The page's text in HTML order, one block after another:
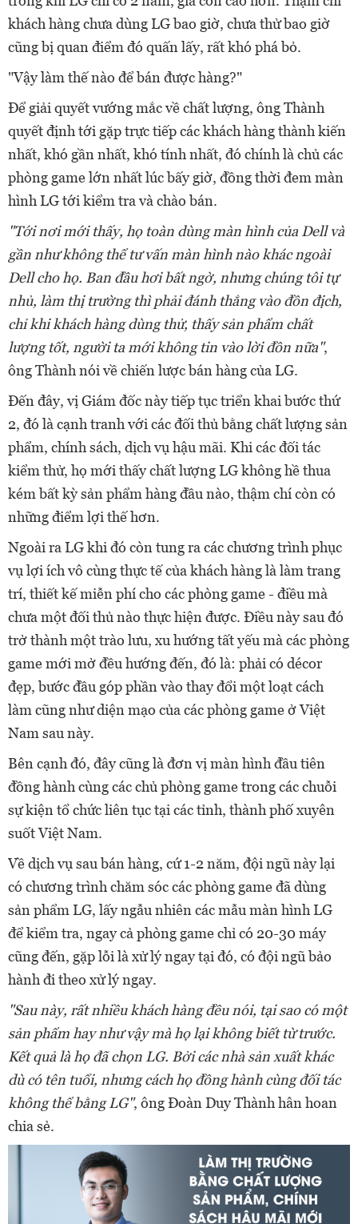
khách hàng chưa dùng LG bao giờ, chưa thử bao giờ
cũng bị quan điểm đó quấn lấy, rất khó phá bỏ.
"Vậy làm thế nào để bán được hàng?"
Để giải quyết vướng mắc về chất lượng, ông Thành
quyết định tới gặp trực tiếp các khách hàng thành kiến
nhất, khó gần nhất, khó tính nhất, đó chính là chủ các
phòng game lớn nhất lúc bấy giờ, đồng thời đem màn
hình LG tới kiểm tra và chào bán.
"Tới nơi mới thấy, họ toàn dùng màn hình của Dell và
gần như không thể tư vấn màn hình nào khác ngoài
Dell cho họ. Ban đầu hơi bất ngờ, nhưng chúng tôi tự
nhủ, làm thị trường thì phải đánh thẳng vào đồn địch,
chỉ khi khách hàng dùng thử, thấy sản phẩm chất
lượng tốt, người ta mới không tin vào lời đồn nữa",
ông Thành nói về chiến lược bán hàng của LG.
Đến đây, vị Giám đốc này tiếp tục triển khai bước thứ
2, đó là cạnh tranh với các đối thủ bằng chất lượng sản
phẩm, chính sách, dịch vụ hậu mãi. Khi các đối tác
kiểm thử, họ mới thấy chất lượng LG không hề thua
kém bất kỳ sản phẩm hàng đầu nào, thậm chí còn có
những điểm lợi thế hơn.
Ngoài ra LG khi đó còn tung ra các chương trình phục
vụ lợi ích vô cùng thực tế của khách hàng là làm trang
trí, thiết kế miễn phí cho các phòng game - điều mà
chưa một đối thủ nào thực hiện được. Điều này sau đó
trở thành một trào lưu, xu hướng tất yếu mà các phòng
game mới mở đều hướng đến, đó là: phải có décor
đẹp, bước đầu góp phần vào thay đổi một loạt cách
làm cũng như diện mạo của các phòng game ở Việt
Nam sau này.
Bên cạnh đó, đây cũng là đơn vị màn hình đầu tiên
đồng hành cùng các chủ phòng game trong các chuỗi
sự kiện tổ chức liên tục tại các tỉnh, thành phố xuyên
suốt Việt Nam.
Về dịch vụ sau bán hàng, cứ 1-2 năm, đội ngũ này lại
có chương trình chăm sóc các phòng game đã dùng
sản phẩm LG, lấy ngẫu nhiên các mẫu màn hình LG
để kiểm tra, ngay cả phòng game chỉ có 20-30 máy
cũng đến, gặp lỗi là xử lý ngay tại đó, có đội ngũ bảo
hành đi theo xử lý ngay.
"Sau này, rất nhiều khách hàng đều nói, tại sao có một
sản phẩm hay như vậy mà họ lại không biết từ trước.
Kết quả là họ đã chọn LG. Bởi các nhà sản xuất khác
dù có tên tuổi, nhưng cách họ đồng hành cùng đối tác
không thể bằng LG", ông Đoàn Duy Thành hân hoan
chia sẻ.